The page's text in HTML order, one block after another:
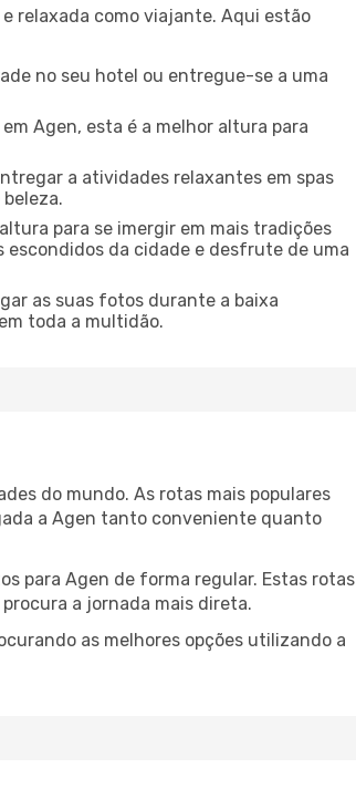
relaxada como viajante. Aqui estão
no seu hotel ou entregue-se a uma
Agen, esta é a melhor altura para
a atividades relaxantes em spas
para se imergir em mais tradições
escondidos da cidade e desfrute de uma
as suas fotos durante a baixa
toda a multidão.
do mundo. As rotas mais populares
a Agen tanto conveniente quanto
para Agen de forma regular. Estas rotas
a jornada mais direta.
as melhores opções utilizando a